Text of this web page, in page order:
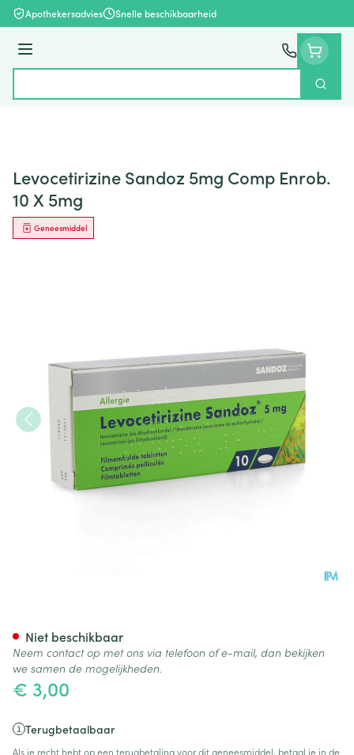
Ga naar de inhoud
Apothekersadvies Snelle beschikbaarheid
Menu
Zoek
Levocetirizine Sandoz 5mg Comp Enrob.
10 X 5mg
Geneesmiddel
€ 3,00
Terugbetaalbaar
Als je recht hebt op een terugbetaling voor dit geneesmiddel, betaal je in de
Niet beschikbaar
Neem contact op met ons via telefoon of e-mail, dan bekijken
we samen de mogelijkheden.